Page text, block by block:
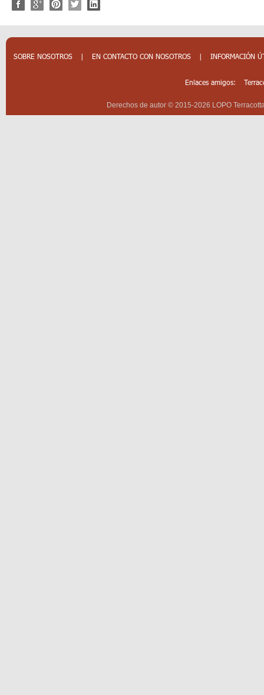
SOBRE NOSOTROS | EN CONTACTO CON NOSOTROS | INFORMACIÓN
Enlaces amigos:
Derechos de autor © 2015-2026 LOPO